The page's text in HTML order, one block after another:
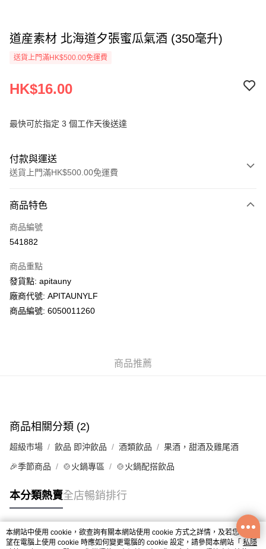
道産素材 北海道夕張蜜瓜氣酒 (350毫升)
送貨上門滿HK$500.00免運費
HK$16.00
最快可於指定 3 個工作天後送達
付款與運送
送貨上門滿HK$500.00免運費
信用卡
AlipayHK
WeChat Pay
送貨方式
每筆HK$50.00，滿HK$200.00或以上免運費
UNY 門市自取
商品特色
商品編號
541882
商品重點
發貨點: apitauny
廠商代號: APITAUNYLF
商品編號: 6050011260
商品推薦
商品相關分類 (2)
超級市場 飲品 即沖飲品 酒類飲品 果酒，甜酒及雞尾酒
🎉季節商品 🍲火鍋專區 🍲火鍋配搭飲品
本分類熱賣全店暢銷排行
熱門標籤
本網站中使用 cookie，欲查詢有關本網站使用 cookie 方式之詳情，及若您不希
望在電腦上使用 cookie 時應如何變更電腦的 cookie 設定，請參閱本網站「 私隱